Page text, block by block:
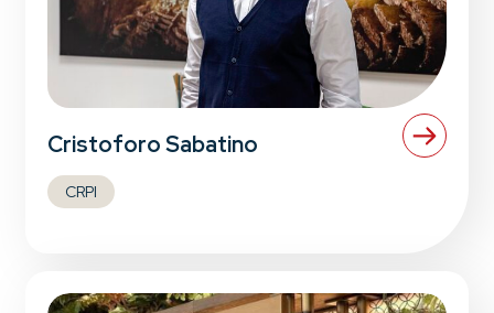
Cristoforo Sabatino
CRPI